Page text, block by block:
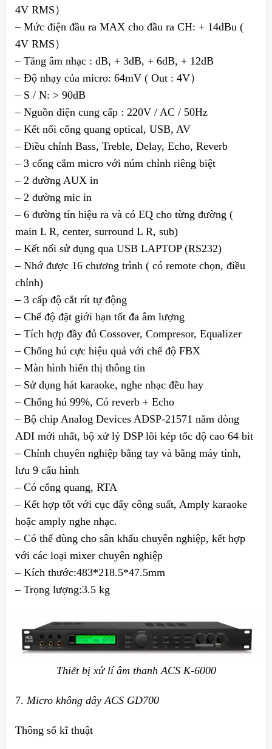
4V RMS）
– Mức điện đầu ra MAX cho đầu ra CH: + 14dBu (
4V RMS）
– Tăng âm nhạc : dB, + 3dB, + 6dB, + 12dB
– Độ nhạy của micro: 64mV ( Out : 4V）
– S / N: > 90dB
– Nguồn điện cung cấp : 220V / AC / 50Hz
– Kết nối cổng quang optical, USB, AV
– Điều chỉnh Bass, Treble, Delay, Echo, Reverb
– 3 cổng cắm micro với núm chỉnh riêng biệt
– 2 đường AUX in
– 2 đường mic in
– 6 đường tín hiệu ra và có EQ cho từng đường (
main L R, center, surround L R, sub)
– Kết nối sử dụng qua USB LAPTOP (RS232)
– Nhớ được 16 chương trình ( có remote chọn, điều
chỉnh)
– 3 cấp độ cắt rít tự động
– Chế độ đặt giới hạn tốt đa âm lượng
– Tích hợp đầy đủ Cossover, Compresor, Equalizer
– Chống hú cực hiệu quả với chế độ FBX
– Màn hình hiển thị thông tin
– Sử dụng hát karaoke, nghe nhạc đều hay
– Chống hú 99%, Có reverb + Echo
– Bộ chip Analog Devices ADSP-21571 năm dòng
ADI mới nhất, bộ xử lý DSP lõi kép tốc độ cao 64 bit
– Chỉnh chuyên nghiệp bằng tay và bằng máy tính,
lưu 9 cấu hình
– Có cổng quang, RTA
– Kết hợp tốt với cục đẩy công suất, Amply karaoke
hoặc amply nghe nhạc.
– Có thể dùng cho sân khấu chuyên nghiệp, kết hợp
với các loại mixer chuyên nghiệp
– Kích thước:483*218.5*47.5mm
– Trọng lượng:3.5 kg
Thiết bị xử lí âm thanh ACS K-6000
7. Micro không dây ACS GD700
Thông số kĩ thuật